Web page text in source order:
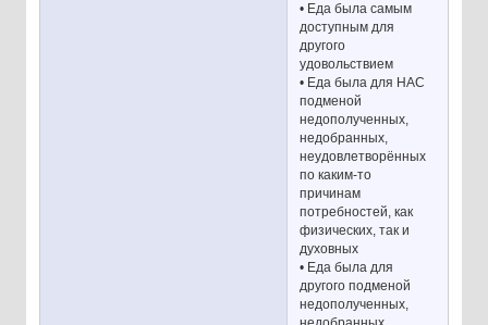
• Еда была самым
доступным для
другого
удовольствием
• Еда была для НАС
подменой
недополученных,
недобранных,
неудовлетворённых
по каким-то
причинам
потребностей, как
физических, так и
духовных
• Еда была для
другого подменой
недополученных,